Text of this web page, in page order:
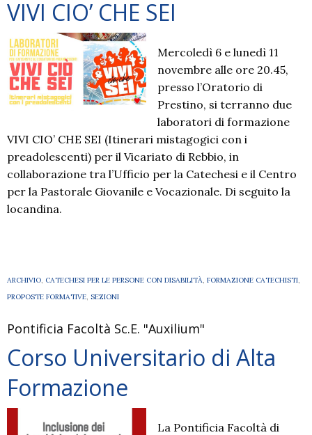
VIVI CIO’ CHE SEI
Mercoledì 6 e lunedì 11
novembre alle ore 20.45,
presso l’Oratorio di
Prestino, si terranno due
laboratori di formazione
VIVI CIO’ CHE SEI (Itinerari mistagogici con i
preadolescenti) per il Vicariato di Rebbio, in
collaborazione tra l’Ufficio per la Catechesi e il Centro
per la Pastorale Giovanile e Vocazionale. Di seguito la
locandina.
ARCHIVIO, CATECHESI PER LE PERSONE CON DISABILITÀ, FORMAZIONE CATECHISTI,
PROPOSTE FORMATIVE, SEZIONI
Pontificia Facoltà Sc.E. "Auxilium"
Corso Universitario di Alta
Formazione
La Pontificia Facoltà di